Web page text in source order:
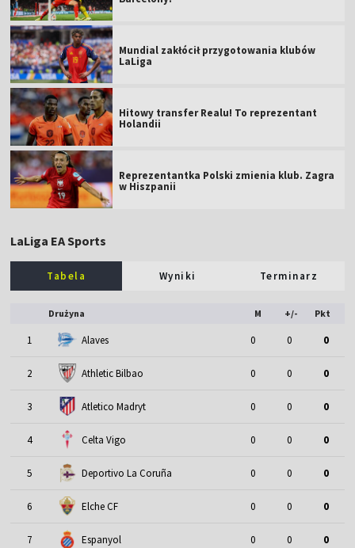
Mundial zakłócił przygotowania klubów
LaLiga
Hitowy transfer Realu! To reprezentant
Holandii
Reprezentantka Polski zmienia klub. Zagra
w Hiszpanii
LaLiga EA Sports
Tabela Wyniki Terminarz
Drużyna M +/- Pkt
1 Alaves 0 0 0
2 Athletic Bilbao 0 0 0
3 Atletico Madryt 0 0 0
4 Celta Vigo 0 0 0
5 Deportivo La Coruña 0 0 0
6 Elche CF 0 0 0
7 Espanyol 0 0 0